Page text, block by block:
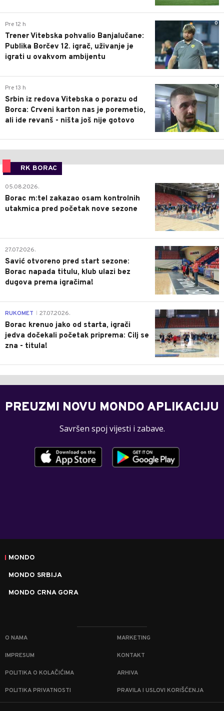
0
Pre 12 h
Trener Vitebska pohvalio Banjalučane:
Publika Borčev 12. igrač, uživanje je
igrati u ovakvom ambijentu
0
Pre 13 h
Srbin iz redova Vitebska o porazu od
Borca: Crveni karton nas je poremetio,
ali ide revanš - ništa još nije gotovo
RK BORAC
0
05.08.2026.
Borac m:tel zakazao osam kontrolnih
utakmica pred početak nove sezone
0
27.07.2026.
Savić otvoreno pred start sezone:
Borac napada titulu, klub ulazi bez
dugova prema igračima!
0
RUKOMET 27.07.2026.
Borac krenuo jako od starta, igrači
jedva dočekali početak priprema: Cilj se
zna - titula!
PREUZMI NOVU MONDO APLIKACIJU
Savršen spoj vijesti i zabave.
MONDO
MONDO SRBIJA
MONDO CRNA GORA
O NAMA MARKETING
IMPRESUM KONTAKT
POLITIKA O KOLAČIĆIMA ARHIVA
POLITIKA PRIVATNOSTI PRAVILA I USLOVI KORIŠĆENJA